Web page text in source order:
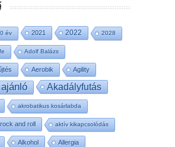
év 2021 2022 2028
Adolf Balázs
Aerobik Agility
ajánló Akadályfutás
akrobatikus kosárlabda
and roll aktív kikapcsolódás
Alkohol Allergia